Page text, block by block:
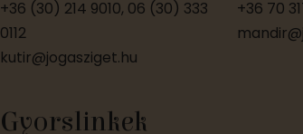
+36 (30) 214 9010, 06 (30) 333
0112
kutir@jogasziget.hu
+36 70
Gyorslinkek